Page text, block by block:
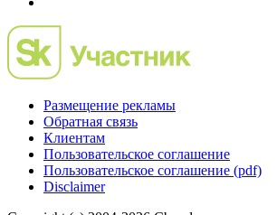
Размещение рекламы
Обратная связь
Клиентам
Пользовательское соглашение
Пользовательское соглашение (pdf)
Disclaimer